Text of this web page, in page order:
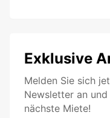
Exklusive
Melden Sie sich
Newsletter an und
nächste Miete!